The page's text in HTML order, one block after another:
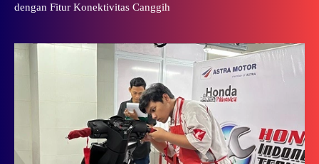
dengan Fitur Konektivitas Canggih